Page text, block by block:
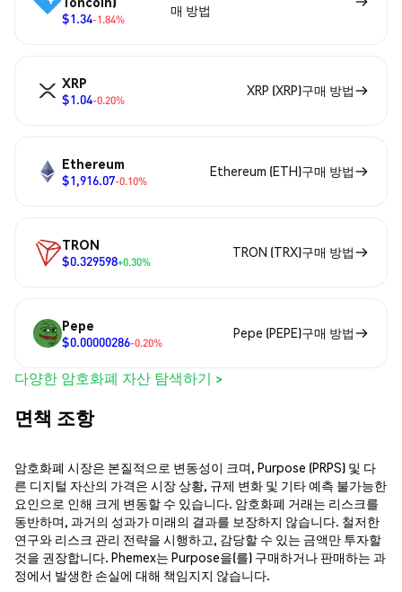
$1.34-1.84%
매 방법
XRP
$1.04-0.20%
XRP (XRP)구매 방법
Ethereum
$1,916.07-0.10%
Ethereum (ETH)구매 방법
TRON
$0.329598+0.30%
TRON (TRX)구매 방법
Pepe
$0.00000286-0.20%
Pepe (PEPE)구매 방법
다양한 암호화폐 자산 탐색하기 >
면책 조항
암호화폐 시장은 본질적으로 변동성이 크며, Purpose (PRPS) 및 다
른 디지털 자산의 가격은 시장 상황, 규제 변화 및 기타 예측 불가능한
요인으로 인해 크게 변동할 수 있습니다. 암호화폐 거래는 리스크를
동반하며, 과거의 성과가 미래의 결과를 보장하지 않습니다. 철저한
연구와 리스크 관리 전략을 시행하고, 감당할 수 있는 금액만 투자할
것을 권장합니다. Phemex는 Purpose을(를) 구매하거나 판매하는 과
정에서 발생한 손실에 대해 책임지지 않습니다.